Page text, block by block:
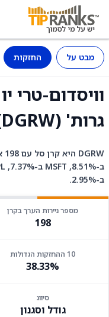
מבט על החזקות
וויסדום-טרי
גרות' (DGRW) - החזקות
ב-2.95%.
מספר ניירות הערך בקרן
198
10 ההחזקות הגדולות
38.33%
סיווג
גודל וסגנון